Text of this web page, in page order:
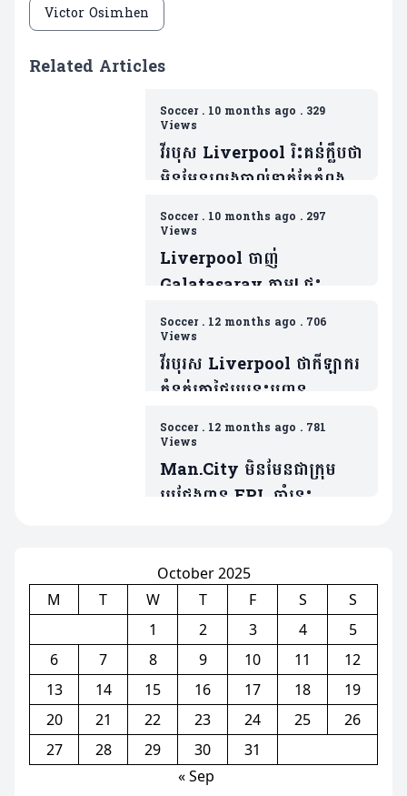
Victor Osimhen
Related Articles
Soccer. 10 months ago . 329
Views
វីរបុស Liverpool រិះគន់ក្លឹបថា
មិនមែនលេងបាល់ទាត់តែកំពុង
លេងកីឡាមួយនេះ
វិញ(មាន១វីដេអូ)
Soccer. 10 months ago . 297
Views
Liverpool ចាញ់
Galatasaray ភ្លាម! ផ្ទុះ
ការរិះគន់លើតារាឆ្នើមម្នាក់
ក្រោយប៉ះបាល់បានតែ៤ដងគត់
Soccer. 12 months ago . 706
Views
វីរបុរស Liverpool ថាកីឡាករ
កំនត់ត្រាថ្លៃរូបនេះបញ្ចូន
បាល់ភាគច្រើនទៅគូបដិបក្សជាង
មិត្តរួមក្រុម(ម
Soccer. 12 months ago . 781
Views
Man.City មិនមែនជាក្រុម
ប្រជែងពាន EPL ឆ្នាំនេះ
October 2025
M
T W T F S
S
1
2 3 4
5
6
7 8 9 10 11
12
13
14 15 16 17 18
19
20
21 22 23 24 25
26
27
28 29 30
31
« Sep